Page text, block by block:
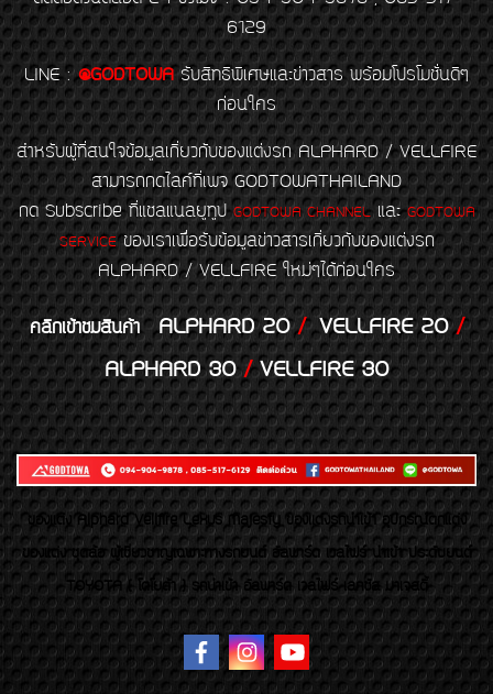
6129
LINE : @GODTOWA รับสิทธิพิเศษและข่าวสาร พร้อมโปรโมชั่นดีๆ
ก่อนใคร
สำหรับผู้ที่สนใจข้อมูลเกี่ยวกับของแต่งรถ ALPHARD / VELLFIRE
สามารถกดไลค์ที่เพจ GODTOWATHAILAND
กด Subscribe ที่แชลแนลยูทูป GODTOWA CHANNELและGODTOWA
SERVICEของเราเพื่อรับข้อมูลข่าวสารเกี่ยวกับของแต่งรถ
ALPHARD / VELLFIRE ใหม่ๆได้ก่อนใคร
คลิกเข้าชมสินค้า ALPHARD 20/VELLFIRE 20/
ALPHARD 30/VELLFIRE 30
ของเเต่ง Alphard Vellfire Lexus Majesty ของเเต่งรถนำเข้า อุปกรณ์ตกแต่ง
ของแต่ง ชุดล้อ ผู้เชี่ยวชาญเฉพาะทางรถยนต์ อัลพาร์ด เวลไฟร์ นำเข้า ประดับยนต์
TOYOTA ( โตโยต้า ) รถนำเข้า อัลพาร์ด เวลไฟร์ เลกซัส มาเจสตี้